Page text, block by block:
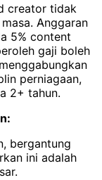
creator tidak
Anggaran
5% content
gaji boleh
perniagaan,
2+ tahun.
bergantung
ini adalah